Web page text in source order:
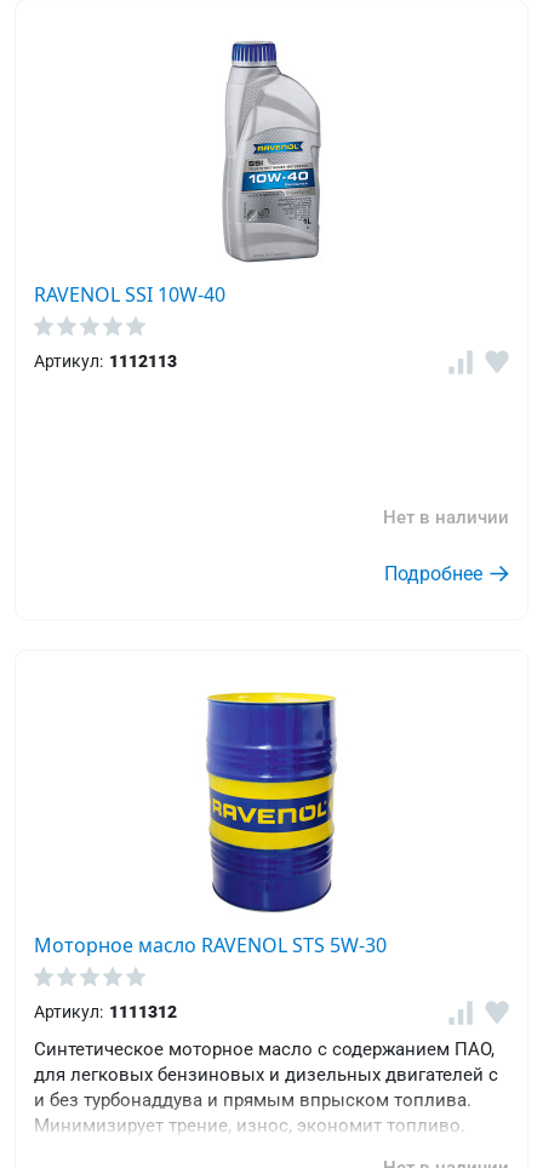
RAVENOL SSI 10W-40
Артикул: 1112113
Нет в наличии
Подробнее
Моторное масло RAVENOL STS 5W-30
Артикул: 1111312
Cинтетическое моторное масло с содержанием ПАО,
для легковых бензиновых и дизельных двигателей с
и без турбонаддува и прямым впрыском топлива.
Минимизирует трение, износ, экономит топливо.